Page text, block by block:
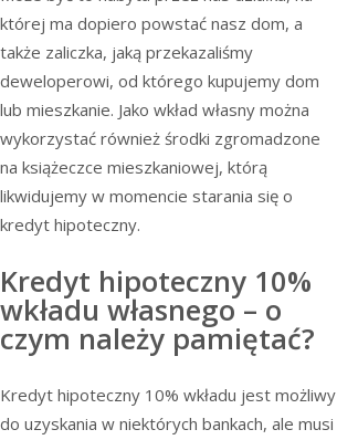
której ma dopiero powstać nasz dom, a
także zaliczka, jaką przekazaliśmy
deweloperowi, od którego kupujemy dom
lub mieszkanie. Jako wkład własny można
wykorzystać również środki zgromadzone
na książeczce mieszkaniowej, którą
likwidujemy w momencie starania się o
kredyt hipoteczny.
Kredyt hipoteczny 10%
wkładu własnego – o
czym należy pamiętać?
Kredyt hipoteczny 10% wkładu jest możliwy
do uzyskania w niektórych bankach, ale musi